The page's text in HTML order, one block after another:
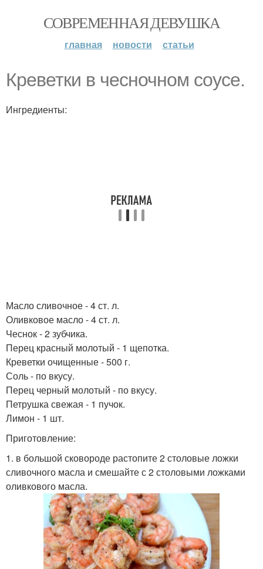
СОВРЕМЕННАЯ ДЕВУШКА
главная новости статьи
Креветки в чесночном соусе.
Ингредиенты:
Масло сливочное - 4 ст. л.
Оливковое масло - 4 ст. л.
Чеснок - 2 зубчика.
Перец красный молотый - 1 щепотка.
Креветки очищенные - 500 г.
Соль - по вкусу.
Перец черный молотый - по вкусу.
Петрушка свежая - 1 пучок.
Лимон - 1 шт.
Приготовление:
1. в большой сковороде растопите 2 столовые ложки
сливочного масла и смешайте с 2 столовыми ложками
оливкового масла.